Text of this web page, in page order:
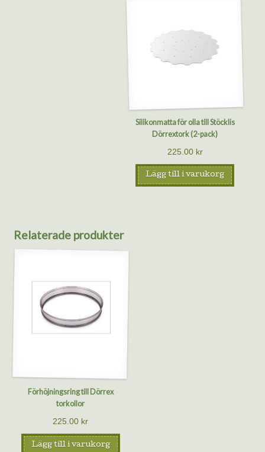
Silikonmatta för olla till Stöcklis
Dörrextork (2-pack)
225.00 kr
Lägg till i varukorg
Relaterade produkter
Förhöjningsring till Dörrex
torkollor
225.00 kr
Lägg till i varukorg